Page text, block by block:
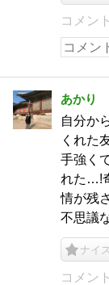
コメン
あかり
自分か
くれた
手強く
れた…!
情が残
不思議
ナイス
コメン